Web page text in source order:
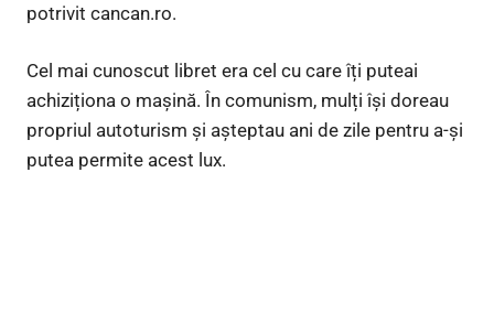
potrivit cancan.ro.
Cel mai cunoscut libret era cel cu care îți puteai
achiziționa o mașină. În comunism, mulți își doreau
propriul autoturism și așteptau ani de zile pentru a-și
putea permite acest lux.